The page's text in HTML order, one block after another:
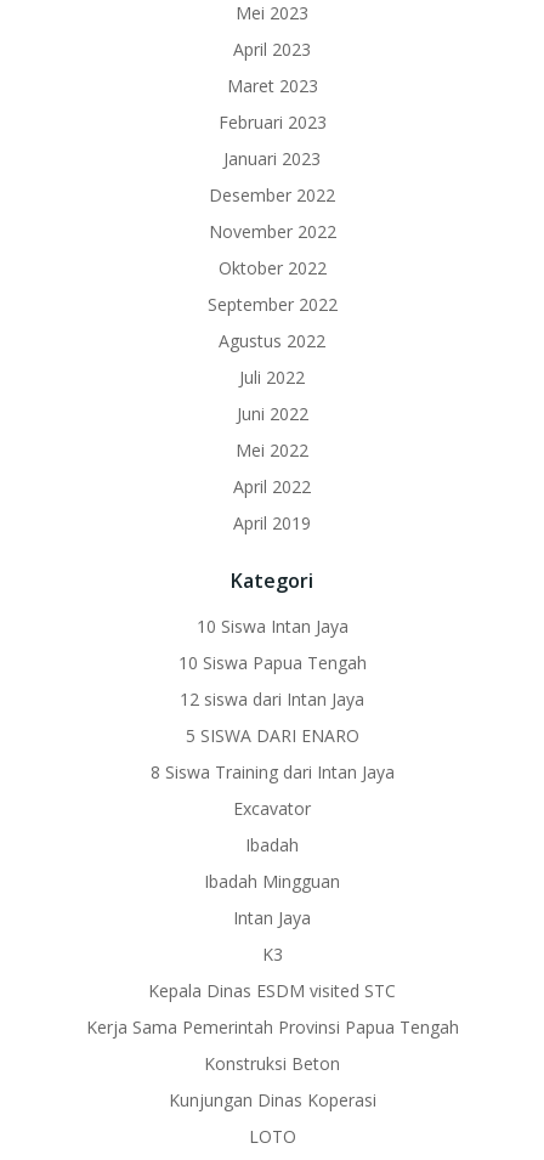
Mei 2023
April 2023
Maret 2023
Februari 2023
Januari 2023
Desember 2022
November 2022
Oktober 2022
September 2022
Agustus 2022
Juli 2022
Juni 2022
Mei 2022
April 2022
April 2019
Kategori
10 Siswa Intan Jaya
10 Siswa Papua Tengah
12 siswa dari Intan Jaya
5 SISWA DARI ENARO
8 Siswa Training dari Intan Jaya
Excavator
Ibadah
Ibadah Mingguan
Intan Jaya
K3
Kepala Dinas ESDM visited STC
Kerja Sama Pemerintah Provinsi Papua Tengah
Konstruksi Beton
Kunjungan Dinas Koperasi
LOTO